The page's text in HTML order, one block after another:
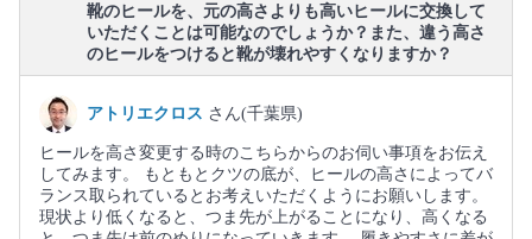
靴のヒールを、元の高さよりも高いヒールに交換して
いただくことは可能なのでしょうか？また、違う高さ
のヒールをつけると靴が壊れやすくなりますか？
アトリエクロス さん(千葉県)
ヒールを高さ変更する時のこちらからのお伺い事項をお伝え
してみます。 もともとクツの底が、ヒールの高さによってバ
ランス取られているとお考えいただくようにお願いします。
現状より低くなると、つま先が上がることになり、高くなる